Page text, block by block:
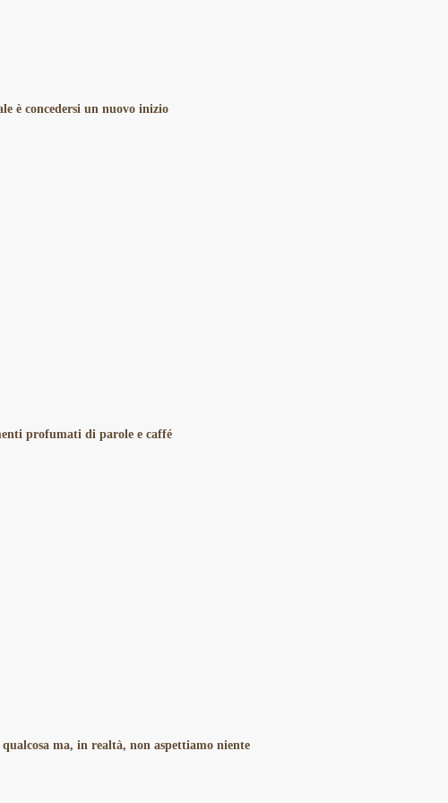
è concedersi un nuovo inizio
profumati di parole e caffé
ma, in realtà, non aspettiamo niente